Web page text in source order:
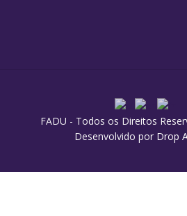
FADU - Todos os Direitos
Desenvolvido por Drop